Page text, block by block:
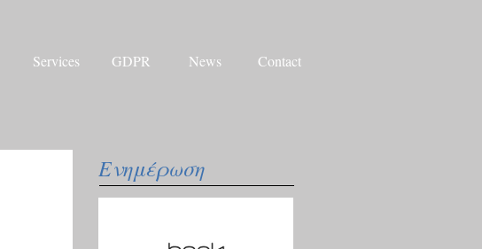
Ενημέρωση
Services GDPR News Contact